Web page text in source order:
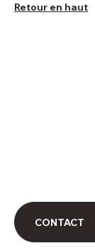
CONTACT
Retour en haut